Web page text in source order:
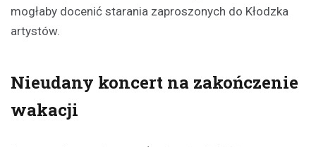
mogłaby docenić starania zaproszonych do Kłodzka
artystów.
Nieudany koncert na zakończenie
wakacji